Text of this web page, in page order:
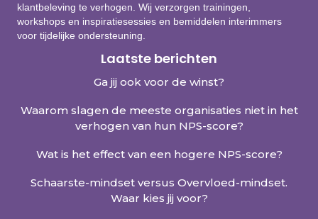
klantbeleving te verhogen. Wij verzorgen trainingen,
workshops en inspiratiesessies en bemiddelen interimmers
voor tijdelijke ondersteuning.
Laatste berichten
Ga jij ook voor de winst?
Waarom slagen de meeste organisaties niet in het
verhogen van hun NPS-score?
Wat is het effect van een hogere NPS-score?
Schaarste-mindset versus Overvloed-mindset.
Waar kies jij voor?